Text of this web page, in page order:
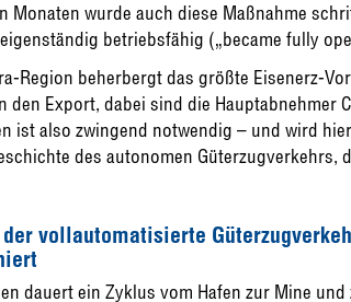
Monaten wurde auch diese Maßnahme
betriebsfähig („became fully
Region beherbergt das größte Eisenerz-
den Export, dabei sind die Hauptabnehmer
ist also zwingend notwendig – und wird
des autonomen Güterzugverkehrs,
vollautomatisierte
dauert ein Zyklus vom Hafen zur Mine